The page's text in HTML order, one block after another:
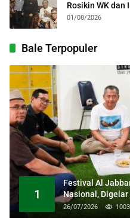
Rosikin WK dan
Kolosal
01/08/2026
Bale Terpopuler
1
Festival Al
Nasional, Digelar
Masjid Raya Al
26/07/2026 1003